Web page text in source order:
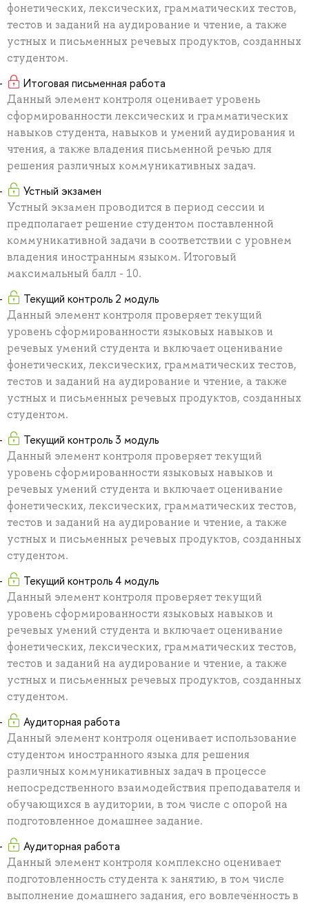
фонетических, лексических, грамматических тестов,
тестов и заданий на аудирование и чтение, а также
устных и письменных речевых продуктов, созданных
студентом.
Итоговая письменная работа
Данный элемент контроля оценивает уровень
сформированности лексических и грамматических
навыков студента, навыков и умений аудирования и
чтения, а также владения письменной речью для
решения различных коммуникативных задач.
Устный экзамен
Устный экзамен проводится в период сессии и
предполагает решение студентом поставленной
коммуникативной задачи в соответствии с уровнем
владения иностранным языком. Итоговый
максимальный балл - 10.
Текущий контроль 2 модуль
Данный элемент контроля проверяет текущий
уровень сформированности языковых навыков и
речевых умений студента и включает оценивание
фонетических, лексических, грамматических тестов,
тестов и заданий на аудирование и чтение, а также
устных и письменных речевых продуктов, созданных
студентом.
Текущий контроль 3 модуль
Данный элемент контроля проверяет текущий
уровень сформированности языковых навыков и
речевых умений студента и включает оценивание
фонетических, лексических, грамматических тестов,
тестов и заданий на аудирование и чтение, а также
устных и письменных речевых продуктов, созданных
студентом.
Текущий контроль 4 модуль
Данный элемент контроля проверяет текущий
уровень сформированности языковых навыков и
речевых умений студента и включает оценивание
фонетических, лексических, грамматических тестов,
тестов и заданий на аудирование и чтение, а также
устных и письменных речевых продуктов, созданных
студентом.
Аудиторная работа
Данный элемент контроля оценивает использование
студентом иностранного языка для решения
различных коммуникативных задач в процессе
непосредственного взаимодействия преподавателя и
обучающихся в аудитории, в том числе с опорой на
подготовленное домашнее задание.
Аудиторная работа
Данный элемент контроля комплексно оценивает
подготовленность студента к занятию, в том числе
выполнение домашнего задания, его вовлечённость в